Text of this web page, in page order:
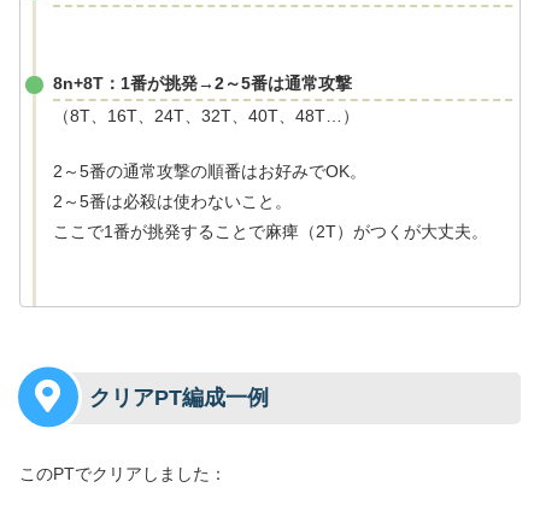
8n+8T：1番が挑発→2～5番は通常攻撃
（8T、16T、24T、32T、40T、48T…）
2～5番の通常攻撃の順番はお好みでOK。
2～5番は必殺は使わないこと。
ここで1番が挑発することで麻痺（2T）がつくが大丈夫。
クリアPT編成一例
このPTでクリアしました：